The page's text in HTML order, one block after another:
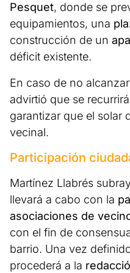
Pesquet, donde se
equipamientos, una
construcción de un
déficit existente.
En caso de no
advirtió que se
garantizar que el solar
vecinal.
Participación
Martínez Llabrés
llevará a cabo con la
asociaciones de
con el fin de
barrio. Una vez
procederá a la